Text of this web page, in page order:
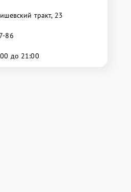
тракт, 23
86
до 21:00